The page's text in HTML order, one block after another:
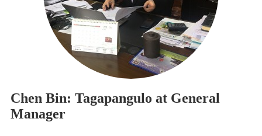
Chen Bin: Tagapangulo at General
Manager